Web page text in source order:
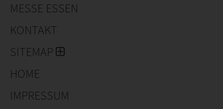
MESSE ESSEN
KONTAKT
SITEMAP
HOME
IMPRESSUM